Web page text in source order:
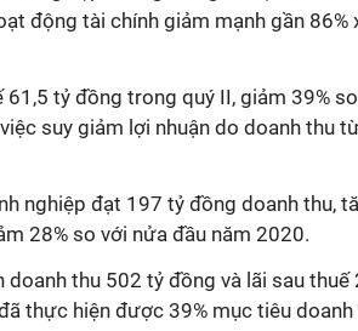
động tài chính giảm mạnh gần 86%
61,5 tỷ đồng trong quý II, giảm 39%
suy giảm lợi nhuận do doanh thu
nghiệp đạt 197 tỷ đồng doanh thu,
28% so với nửa đầu năm 2020.
doanh thu 502 tỷ đồng và lãi sau thuế
thực hiện được 39% mục tiêu doanh